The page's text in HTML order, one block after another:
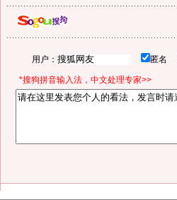
用户： 匿名
*搜狗拼音输入法，中文处理专家>>